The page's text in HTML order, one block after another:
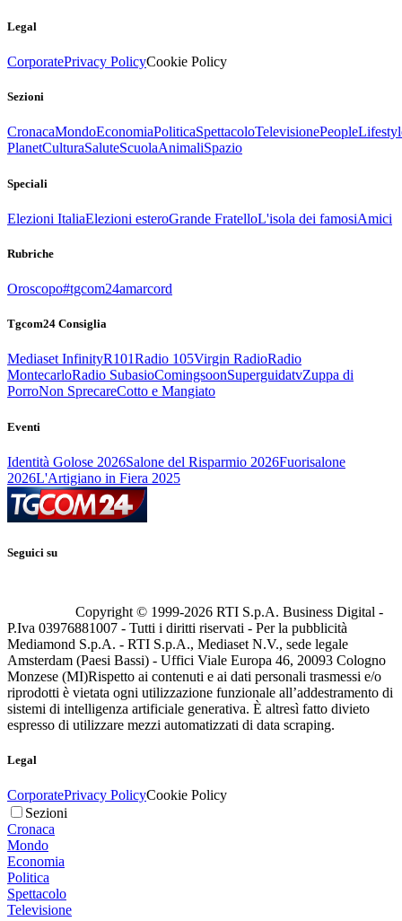
Legal
CorporatePrivacy PolicyCookie Policy
Sezioni
CronacaMondoEconomiaPoliticaSpettacoloTelevisionePeople
PlanetCulturaSaluteScuolaAnimaliSpazio
Speciali
Elezioni ItaliaElezioni esteroGrande FratelloL'isola dei famosiAmici
Rubriche
Oroscopo#tgcom24amarcord
Tgcom24 Consiglia
Mediaset InfinityR101Radio 105Virgin RadioRadio
MontecarloRadio SubasioComingsoonSuperguidatvZuppa di
PorroNon SprecareCotto e Mangiato
Eventi
Identità Golose 2026Salone del Risparmio 2026Fuorisalone
2026L'Artigiano in Fiera 2025
Seguici su
Copyright © 1999-2026 RTI S.p.A. Business Digital -
P.Iva 03976881007 - Tutti i diritti riservati - Per la pubblicità
Mediamond S.p.A. - RTI S.p.A., Mediaset N.V., sede legale
Amsterdam (Paesi Bassi) - Uffici Viale Europa 46, 20093 Cologno
Monzese (MI)Rispetto ai contenuti e ai dati personali trasmessi e/o
riprodotti è vietata ogni utilizzazione funzionale all’addestramento di
sistemi di intelligenza artificiale generativa. È altresì fatto divieto
espresso di utilizzare mezzi automatizzati di data scraping.
Legal
CorporatePrivacy PolicyCookie Policy
Sezioni
Cronaca
Mondo
Economia
Politica
Spettacolo
Televisione